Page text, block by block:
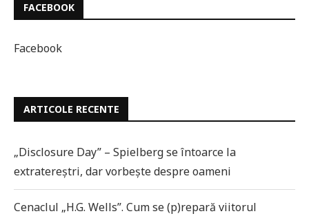
FACEBOOK
Facebook
ARTICOLE RECENTE
„Disclosure Day” – Spielberg se întoarce la
extratereștri, dar vorbește despre oameni
Cenaclul „H.G. Wells”. Cum se (p)repară viitorul